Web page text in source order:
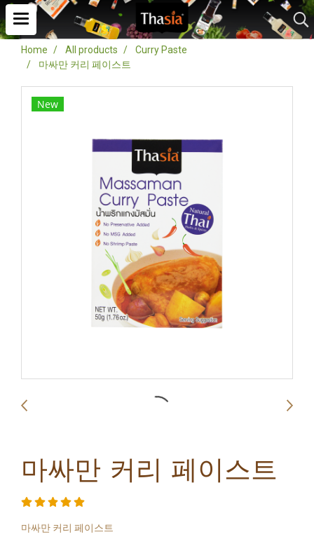
Home All products
Curry Paste
마싸만 커리 페이스트
New
마싸만 커리 페이스트
마싸만 커리 페이스트